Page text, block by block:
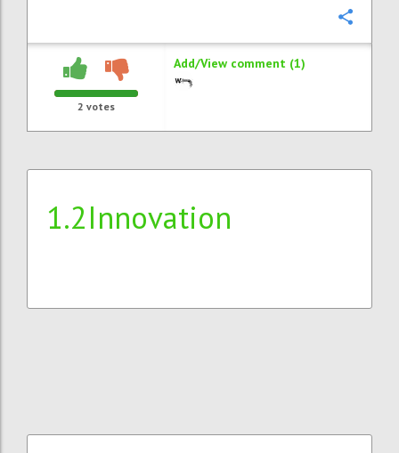
2 votes
Add/View comment (1)
1.2Innovation